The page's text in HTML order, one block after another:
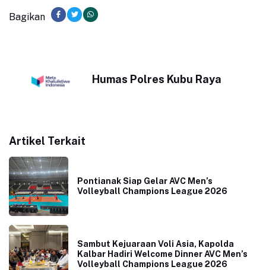
Bagikan
Humas Polres Kubu Raya
Artikel Terkait
Pontianak Siap Gelar AVC Men’s
Volleyball Champions League 2026
Sambut Kejuaraan Voli Asia, Kapolda
Kalbar Hadiri Welcome Dinner AVC Men’s
Volleyball Champions League 2026